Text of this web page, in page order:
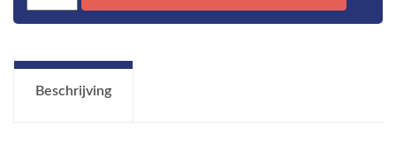
Beschrijving